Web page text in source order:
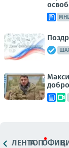
ЛЕНТАТОПОФИЦ.